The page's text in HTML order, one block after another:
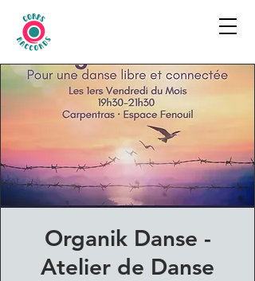
Organik Danse -
Atelier de Danse